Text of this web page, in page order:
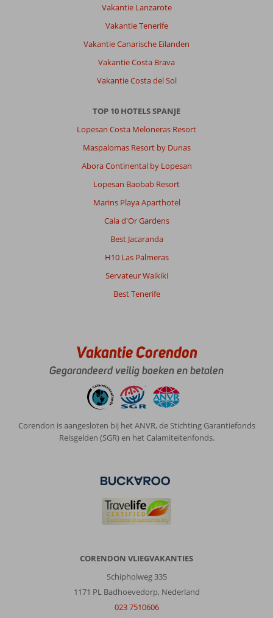
Vakantie Lanzarote
Vakantie Tenerife
Vakantie Canarische Eilanden
Vakantie Costa Brava
Vakantie Costa del Sol
TOP 10 HOTELS SPANJE
Lopesan Costa Meloneras Resort
Maspalomas Resort by Dunas
Abora Continental by Lopesan
Lopesan Baobab Resort
Marins Playa Aparthotel
Cala d'Or Gardens
Best Jacaranda
H10 Las Palmeras
Servateur Waikiki
Best Tenerife
Vakantie Corendon
Gegarandeerd veilig boeken en betalen
Corendon is aangesloten bij het ANVR, de Stichting Garantiefonds
Reisgelden (SGR) en het Calamiteitenfonds.
CORENDON VLIEGVAKANTIES
Schipholweg 335
1171 PL Badhoevedorp, Nederland
023 7510606